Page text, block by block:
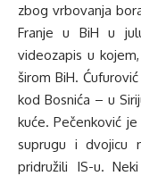
zbog vrbovanja
Franje u BiH u
videozapis u
širom BiH.
kod Bosnića – u
kuće. Pečenković
suprugu i dvojicu
pridružili IS-u.